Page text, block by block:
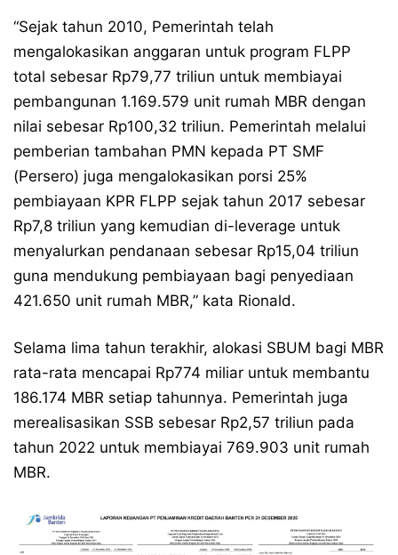
“Sejak tahun 2010, Pemerintah telah
mengalokasikan anggaran untuk program FLPP
total sebesar Rp79,77 triliun untuk membiayai
pembangunan 1.169.579 unit rumah MBR dengan
nilai sebesar Rp100,32 triliun. Pemerintah melalui
pemberian tambahan PMN kepada PT SMF
(Persero) juga mengalokasikan porsi 25%
pembiayaan KPR FLPP sejak tahun 2017 sebesar
Rp7,8 triliun yang kemudian di-leverage untuk
menyalurkan pendanaan sebesar Rp15,04 triliun
guna mendukung pembiayaan bagi penyediaan
421.650 unit rumah MBR,” kata Rionald.
Selama lima tahun terakhir, alokasi SBUM bagi MBR
rata-rata mencapai Rp774 miliar untuk membantu
186.174 MBR setiap tahunnya. Pemerintah juga
merealisasikan SSB sebesar Rp2,57 triliun pada
tahun 2022 untuk membiayai 769.903 unit rumah
MBR.